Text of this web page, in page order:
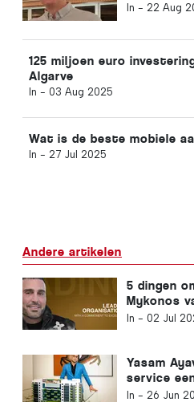
In - 22 Aug
125 miljoen euro
Algarve
In - 03 Aug 2025
Wat is de beste mobiele
In - 27 Jul 2025
Andere artikelen
5 dingen
Mykonos
luxueuze
In - 02 Jul
Yasam
service
Mykonos
In - 26 Jun